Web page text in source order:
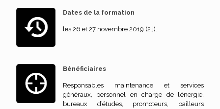
Dates de la formation
les 26 et 27 novembre 2019 (2 j).
Bénéficiaires
Responsables maintenance et services
généraux, personnel en charge de l’énergie,
bureaux d’études, promoteurs, bailleurs